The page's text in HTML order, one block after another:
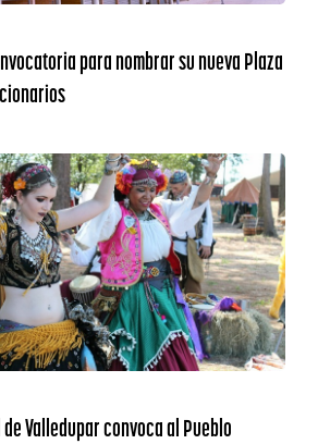
para nombrar su nueva Plaza
Valledupar convoca al Pueblo